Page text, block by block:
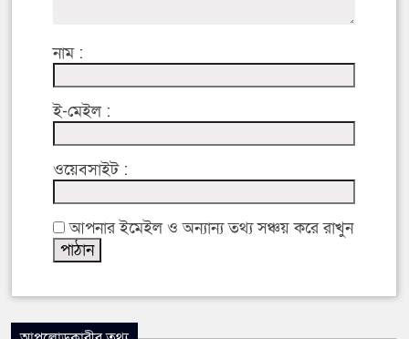
নাম :
ই-মেইল :
ওয়েবসাইট :
আপনার ইমেইল ও অন্যান্য তথ্য সঞ্চয় করে রাখুন